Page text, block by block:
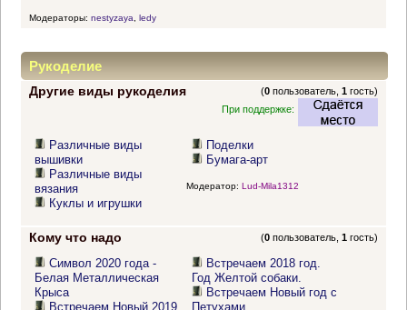
Модераторы: nestyzaya ledy
Рукоделие
Другие виды рукоделия (0 пользователь,1 гость)
При поддержке:
Различные виды
вышивки
Различные виды
вязания
Куклы и игрушки
Поделки
Бумага-арт
Модератор: Lud-Mila1312
Кому что надо (0 пользователь,1 гость)
Символ 2020 года -
Белая Металлическая
Крыса
Встречаем Новый 2019
Встречаем 2018 год.
Год Желтой собаки.
Встречаем Новый год с
Петухами